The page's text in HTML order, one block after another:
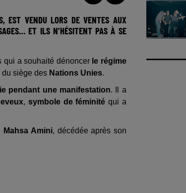
EST VENDU LORS DE VENTES AUX
ET ILS N’HÉSITENT PAS À SE
qui a souhaité dénoncer le régime
du siège des Nations Unies.
pendant une manifestation. Il a
, symbole de féminitéqui a
Mahsa Amini, décédée après son